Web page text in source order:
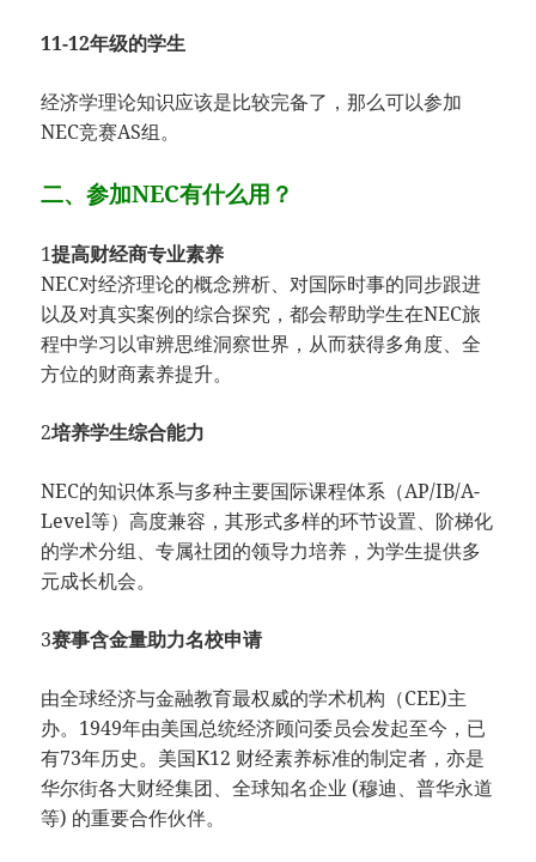
11-12年级的学生
经济学理论知识应该是比较完备了，那么可以参加
NEC竞赛AS组。
二、参加NEC有什么用？
1提高财经商专业素养
NEC对经济理论的概念辨析、对国际时事的同步跟进
以及对真实案例的综合探究，都会帮助学生在NEC旅
程中学习以审辨思维洞察世界，从而获得多角度、全
方位的财商素养提升。
2培养学生综合能力
NEC的知识体系与多种主要国际课程体系（AP/IB/A-
Level等）高度兼容，其形式多样的环节设置、阶梯化
的学术分组、专属社团的领导力培养，为学生提供多
元成长机会。
3赛事含金量助力名校申请
由全球经济与金融教育最权威的学术机构（CEE)主
办。1949年由美国总统经济顾问委员会发起至今，已
有73年历史。美国K12 财经素养标准的制定者，亦是
华尔街各大财经集团、全球知名企业 (穆迪、普华永道
等) 的重要合作伙伴。